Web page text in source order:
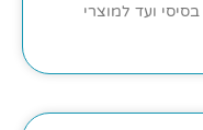
ועד למוצרי